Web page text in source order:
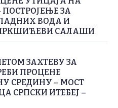
ЗА
ВОДА И
САЛАШИ
ЗАХТЕВУ ЗА
ПРОЦЕНЕ
СРЕДИНУ – МОСТ
СРПСКИ ИТЕБЕЈ –